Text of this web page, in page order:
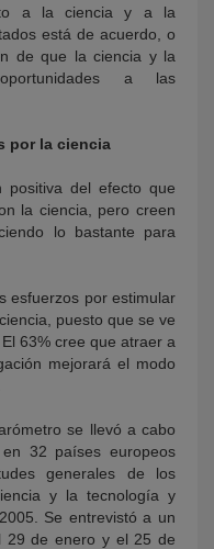
a la ciencia y a la
está de acuerdo, o
de que la ciencia y la
a las
por la ciencia
positiva del efecto que
la ciencia, pero creen
lo bastante para
esfuerzos por estimular
puesto que se ve
63% cree que atraer a
mejorará el modo
se llevó a cabo
en 32 países europeos
generales de los
y la tecnología y
Se entrevistó a un
29 de enero y el 25 de